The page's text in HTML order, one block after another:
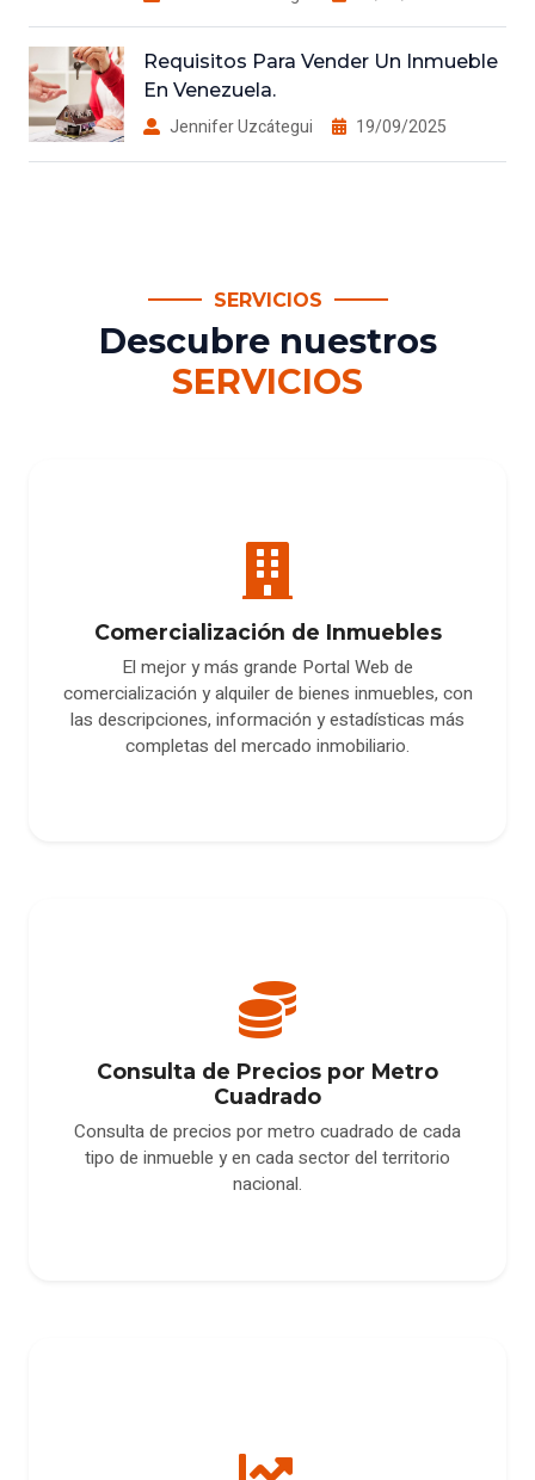
Requisitos Para Vender Un Inmueble
En Venezuela.
Jennifer Uzcátegui 19/09/2025
SERVICIOS
Descubre nuestros
SERVICIOS
Comercialización de Inmuebles
El mejor y más grande Portal Web de
comercialización y alquiler de bienes inmuebles, con
las descripciones, información y estadísticas más
completas del mercado inmobiliario.
Consulta de Precios por Metro
Cuadrado
Consulta de precios por metro cuadrado de cada
tipo de inmueble y en cada sector del territorio
nacional.